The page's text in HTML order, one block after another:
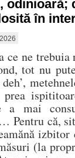
odinioară;
în
ce ne trebuia
tot nu
prea
a mai
Pentru că,
(la